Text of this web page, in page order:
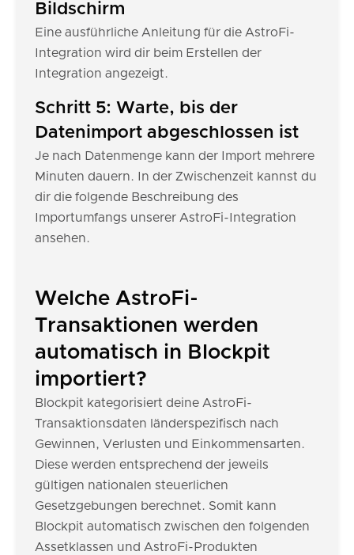
Bildschirm
Eine ausführliche Anleitung für die AstroFi-
Integration wird dir beim Erstellen der
Integration angezeigt.
Schritt 5: Warte, bis der
Datenimport abgeschlossen ist
Je nach Datenmenge kann der Import mehrere
Minuten dauern. In der Zwischenzeit kannst du
dir die folgende Beschreibung des
Importumfangs unserer AstroFi-Integration
ansehen.
Welche AstroFi-
Transaktionen werden
automatisch in Blockpit
importiert?
Blockpit kategorisiert deine AstroFi-
Transaktionsdaten länderspezifisch nach
Gewinnen, Verlusten und Einkommensarten.
Diese werden entsprechend der jeweils
gültigen nationalen steuerlichen
Gesetzgebungen berechnet. Somit kann
Blockpit automatisch zwischen den folgenden
Assetklassen und AstroFi-Produkten